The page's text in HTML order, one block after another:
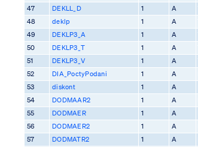
47
DEKLL_D 1 A
48
deklp 1 A
49
DEKLP3_A 1 A
50
DEKLP3_T 1 A
51
DEKLP3_V 1 A
52
DIA_PoctyPodani 1 A
53
diskont 1 A
54
DODMAAR2 1 A
55
DODMAER 1 A
56
DODMAER2 1 A
57
DODMATR2 1 A